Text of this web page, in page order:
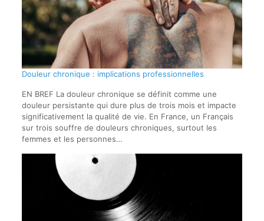
Douleur chronique : implications professionnelles
EN BREF La douleur chronique se définit comme une
douleur persistante qui dure plus de trois mois et impacte
significativement la qualité de vie. En France, un Français
sur trois souffre de douleurs chroniques, surtout les
femmes et les personnes…